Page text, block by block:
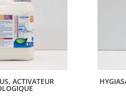
ACTIVATEUR